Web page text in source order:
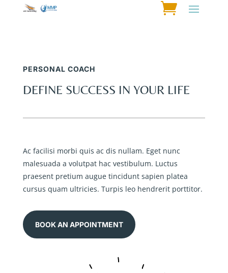
PERSONAL COACH
DEFINE SUCCESS IN YOUR LIFE
Ac facilisi morbi quis ac dis nullam. Eget nunc
malesuada a volutpat hac vestibulum. Luctus
praesent pretium augue tincidunt sapien platea
cursus quam ultricies. Turpis leo hendrerit porttitor.
BOOK AN APPOINTMENT